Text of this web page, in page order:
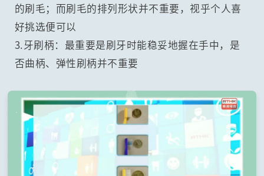
的刷毛；而刷毛的排列形状并不重要，视乎个人喜
好挑选便可以
3.牙刷柄：最重要是刷牙时能稳妥地握在手中，是
否曲柄、弹性刷柄并不重要